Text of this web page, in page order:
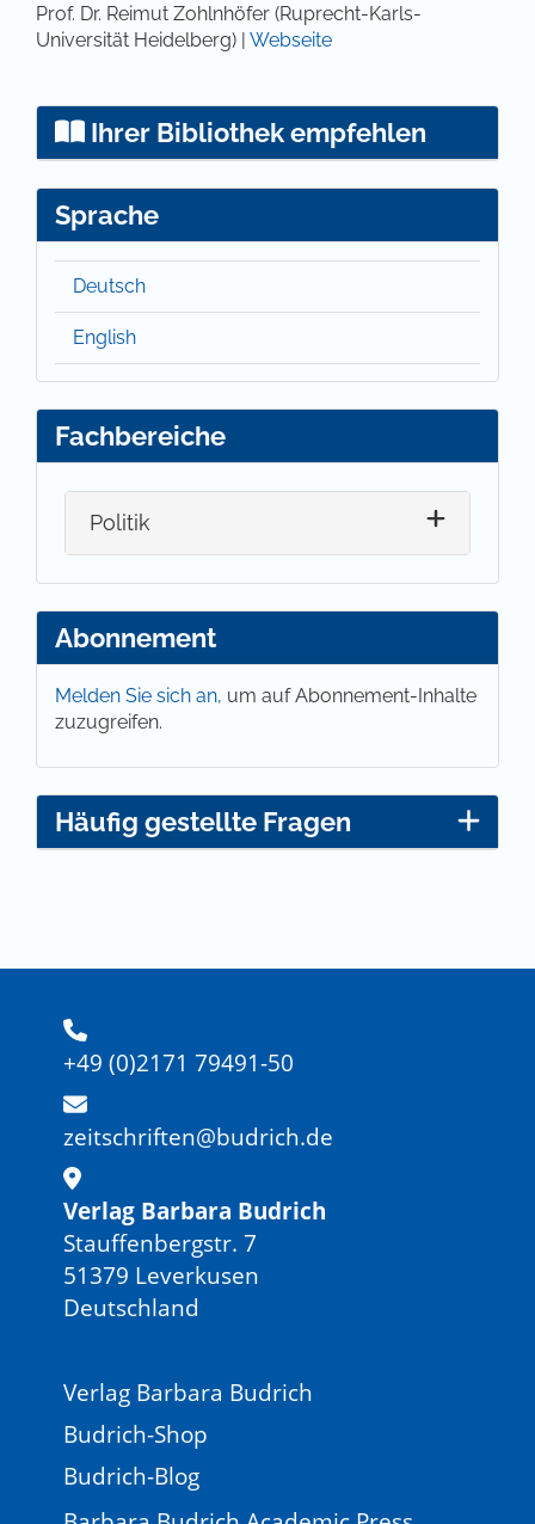
Prof. Dr. Reimut Zohlnhöfer (Ruprecht-Karls-
Universität Heidelberg) | Webseite
Ihrer Bibliothek empfehlen
Sprache
Deutsch
English
Fachbereiche
Politik
Abonnement
Melden Sie sich an, um auf Abonnement-Inhalte
zuzugreifen.
Häufig gestellte Fragen
+49 (0)2171 79491-50
zeitschriften@budrich.de
Verlag Barbara Budrich
Stauffenbergstr. 7
51379 Leverkusen
Deutschland
Verlag Barbara Budrich
Budrich-Shop
Budrich-Blog